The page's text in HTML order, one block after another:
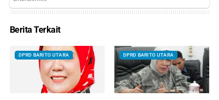
Berita Terkait
DPRD BARITO UTARA DPRD BARITO UTARA